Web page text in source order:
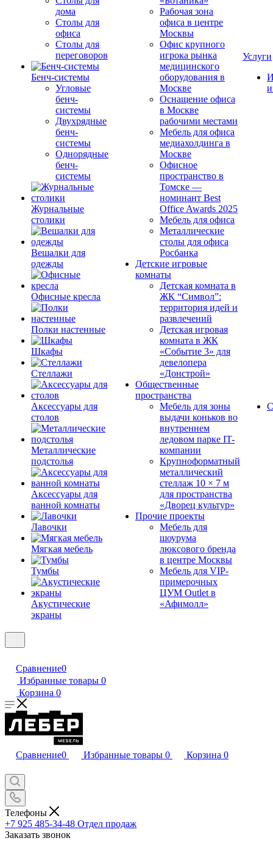
дома
Столы для
офиса
Столы для
переговоров
Бенч-системы
Угловые
бенч-
системы
Двухрядные
бенч-
системы
Однорядные
бенч-
системы
Журнальные
столики
Вешалки для
одежды
Офисные кресла
Полки настенные
Шкафы
Стеллажи
Аксессуары для
столов
Металлические
подстолья
Аксессуары для
ванной комнаты
Лавочки
Мягкая мебель
Тумбы
Акустические
экраны
Рабочая зона
офиса в центре
Москвы
Офис крупного
игрока рынка
медицинского
оборудования в
Москве
Оснащение офиса
в Москве
рабочими местами
Мебель для офиса
медиахолдинга в
Москве
Офисное
пространство в
Томске —
номинант Best
Office Awards 2025
Мебель для офиса
Металлические
столы для офиса
Росбанка
Детские игровые
комнаты
Детская комната в
ЖК “Символ”:
территория идей и
развлечений
Детская игровая
комната в ЖК
«Событие 3» для
девелопера
«Донстрой»
Общественные
пространства
Мебель для зоны
выдачи коньков во
внутреннем
ледовом парке IT-
компании
Крупноформатный
металлический
стеллаж 10 × 7 м
для пространства
«Дворец культур»
Прочие проекты
Мебель для
шоурума
люксового бренда
в центре Москвы
Мебель для VIP-
примерочных
ЦУМ Outlet в
«Афимолл»
Услуги
Сравнение0
Избранные товары 0
Корзина 0
Сравнение0 Избранные товары 0 Корзина 0
Телефоны
+7 925 485-34-48 Отдел продаж
Заказать звонок